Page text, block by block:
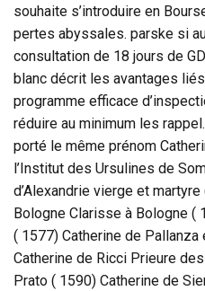
souhaite s’introduire en
pertes abyssales. parske si
consultation de 18 jours de
blanc décrit les avantages
programme efficace
réduire au minimum les
porté le même prénom
l’Institut des Ursulines de
d’Alexandrie vierge et
Bologne Clarisse à Bologne (
( 1577) Catherine de
Catherine de Ricci Prieure
Prato ( 1590) Catherine de